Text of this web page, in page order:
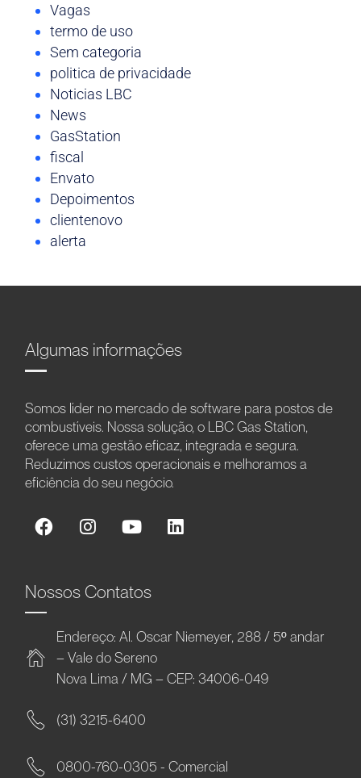
Vagas
termo de uso
Sem categoria
politica de privacidade
Noticias LBC
News
GasStation
fiscal
Envato
Depoimentos
clientenovo
alerta
Algumas informações
Somos líder no mercado de software para postos de
combustíveis. Nossa solução, o LBC Gas Station,
oferece uma gestão eficaz, integrada e segura.
Reduzimos custos operacionais e melhoramos a
eficiência do seu negócio.
Nossos Contatos
Endereço: Al. Oscar Niemeyer, 288 / 5º andar
– Vale do Sereno
Nova Lima / MG – CEP: 34006-049
(31) 3215-6400
0800-760-0305 - Comercial